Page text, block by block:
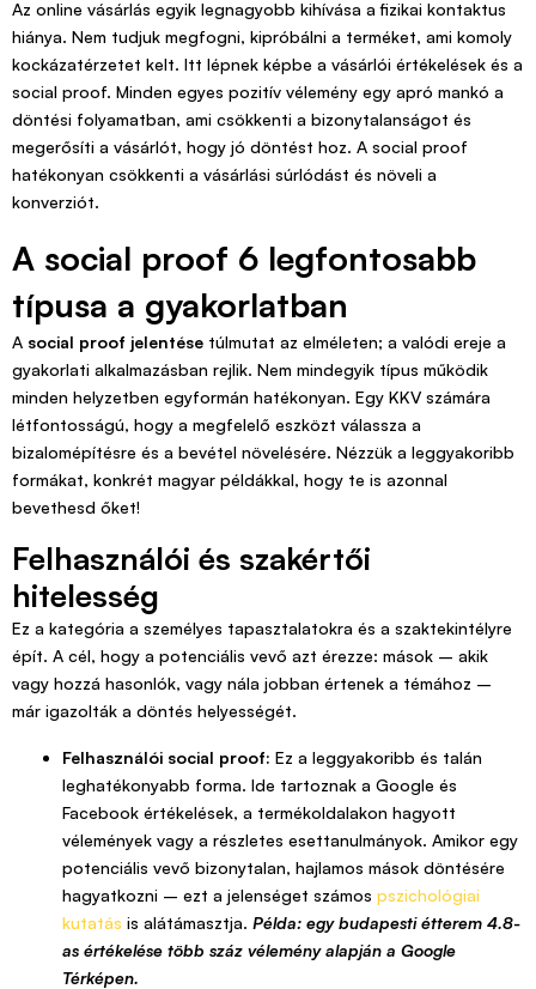
Az online vásárlás egyik legnagyobb kihívása a fizikai kontaktus
hiánya. Nem tudjuk megfogni, kipróbálni a terméket, ami komoly
kockázatérzetet kelt. Itt lépnek képbe a vásárlói értékelések és a
social proof. Minden egyes pozitív vélemény egy apró mankó a
döntési folyamatban, ami csökkenti a bizonytalanságot és
megerősíti a vásárlót, hogy jó döntést hoz. A social proof
hatékonyan csökkenti a vásárlási súrlódást és növeli a
konverziót.
A social proof 6 legfontosabb
típusa a gyakorlatban
A social proof jelentése túlmutat az elméleten; a valódi ereje a
gyakorlati alkalmazásban rejlik. Nem mindegyik típus működik
minden helyzetben egyformán hatékonyan. Egy KKV számára
létfontosságú, hogy a megfelelő eszközt válassza a
bizalomépítésre és a bevétel növelésére. Nézzük a leggyakoribb
formákat, konkrét magyar példákkal, hogy te is azonnal
bevethesd őket!
Felhasználói és szakértői
hitelesség
Ez a kategória a személyes tapasztalatokra és a szaktekintélyre
épít. A cél, hogy a potenciális vevő azt érezze: mások – akik
vagy hozzá hasonlók, vagy nála jobban értenek a témához –
már igazolták a döntés helyességét.
Felhasználói social proof: Ez a leggyakoribb és talán
leghatékonyabb forma. Ide tartoznak a Google és
Facebook értékelések, a termékoldalakon hagyott
vélemények vagy a részletes esettanulmányok. Amikor egy
potenciális vevő bizonytalan, hajlamos mások döntésére
hagyatkozni – ezt a jelenséget számos pszichológiai
kutatás is alátámasztja. Példa: egy budapesti étterem 4.8-
as értékelése több száz vélemény alapján a Google
Térképen.